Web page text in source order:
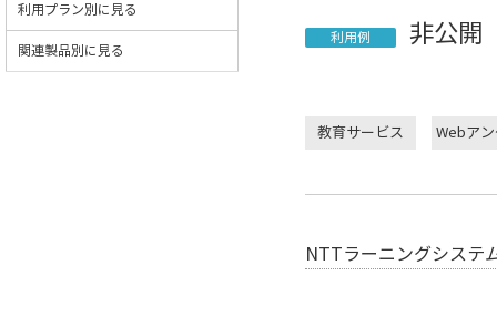
利用例 非公開
教育サービス Webア
NTTラーニングシステ
利用プラン別に見る
関連製品別に見る